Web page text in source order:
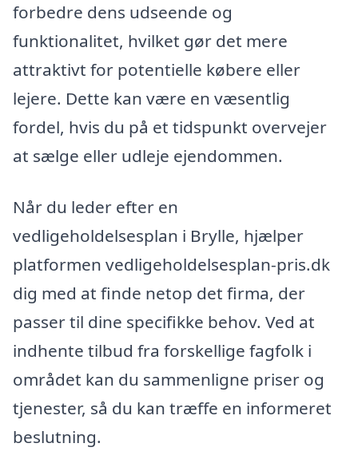
forbedre dens udseende og
funktionalitet, hvilket gør det mere
attraktivt for potentielle købere eller
lejere. Dette kan være en væsentlig
fordel, hvis du på et tidspunkt overvejer
at sælge eller udleje ejendommen.
Når du leder efter en
vedligeholdelsesplan i Brylle, hjælper
platformen vedligeholdelsesplan-pris.dk
dig med at finde netop det firma, der
passer til dine specifikke behov. Ved at
indhente tilbud fra forskellige fagfolk i
området kan du sammenligne priser og
tjenester, så du kan træffe en informeret
beslutning.